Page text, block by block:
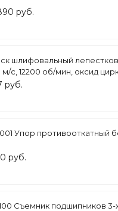
руб.
шлифовальный
м/с, 12200 об/мин, оксид
руб.
Упор противооткатный
руб.
Съемник подшипников 3-